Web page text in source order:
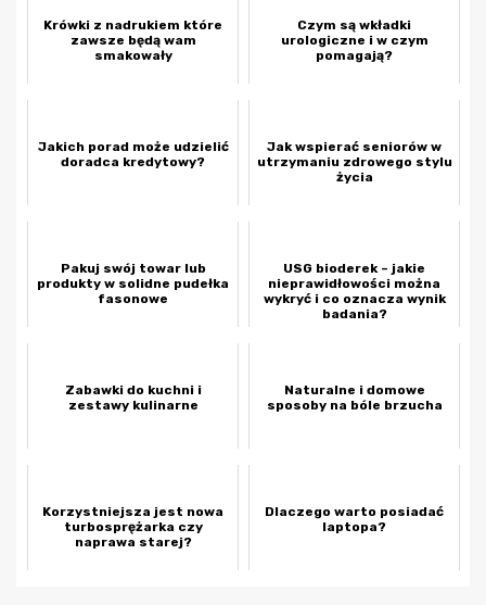
Krówki z nadrukiem które
zawsze będą wam
smakowały
Czym są wkładki
urologiczne i w czym
pomagają?
Jakich porad może udzielić
doradca kredytowy?
Jak wspierać seniorów w
utrzymaniu zdrowego stylu
życia
Pakuj swój towar lub
produkty w solidne pudełka
fasonowe
USG bioderek – jakie
nieprawidłowości można
wykryć i co oznacza wynik
badania?
Zabawki do kuchni i
zestawy kulinarne
Naturalne i domowe
sposoby na bóle brzucha
Korzystniejsza jest nowa
turbosprężarka czy
naprawa starej?
Dlaczego warto posiadać
laptopa?